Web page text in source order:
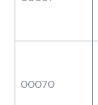
00070